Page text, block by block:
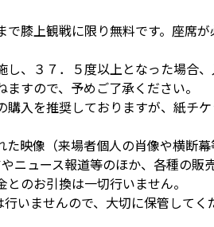
膝上観戦に限り無料です。座席
、３７．５度以上となった場合
すので、予めご了承ください。
入を推奨しておりますが、紙チ
映像（来場者個人の肖像や横断
ニュース報道等のほか、各種の販
のお引換は一切行いません。
いませんので、大切に保管してく